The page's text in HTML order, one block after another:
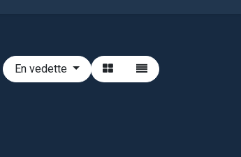
En vedette